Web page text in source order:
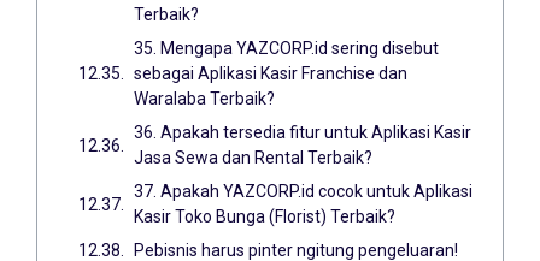
Terbaik?
35. Mengapa YAZCORP.id sering disebut
sebagai Aplikasi Kasir Franchise dan
Waralaba Terbaik?
36. Apakah tersedia fitur untuk Aplikasi Kasir
Jasa Sewa dan Rental Terbaik?
37. Apakah YAZCORP.id cocok untuk Aplikasi
Kasir Toko Bunga (Florist) Terbaik?
Pebisnis harus pinter ngitung pengeluaran!